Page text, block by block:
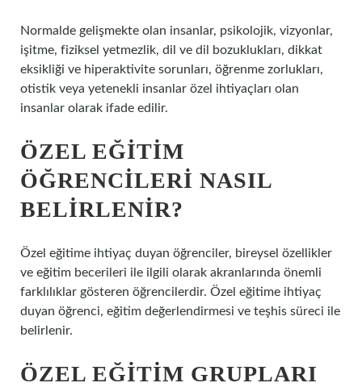
Normalde gelişmekte olan insanlar, psikolojik, vizyonlar,
işitme, fiziksel yetmezlik, dil ve dil bozuklukları, dikkat
eksikliği ve hiperaktivite sorunları, öğrenme zorlukları,
otistik veya yetenekli insanlar özel ihtiyaçları olan
insanlar olarak ifade edilir.
ÖZEL EĞITIM
ÖĞRENCILERI NASIL
BELIRLENIR?
Özel eğitime ihtiyaç duyan öğrenciler, bireysel özellikler
ve eğitim becerileri ile ilgili olarak akranlarında önemli
farklılıklar gösteren öğrencilerdir. Özel eğitime ihtiyaç
duyan öğrenci, eğitim değerlendirmesi ve teşhis süreci ile
belirlenir.
ÖZEL EĞITIM GRUPLARI